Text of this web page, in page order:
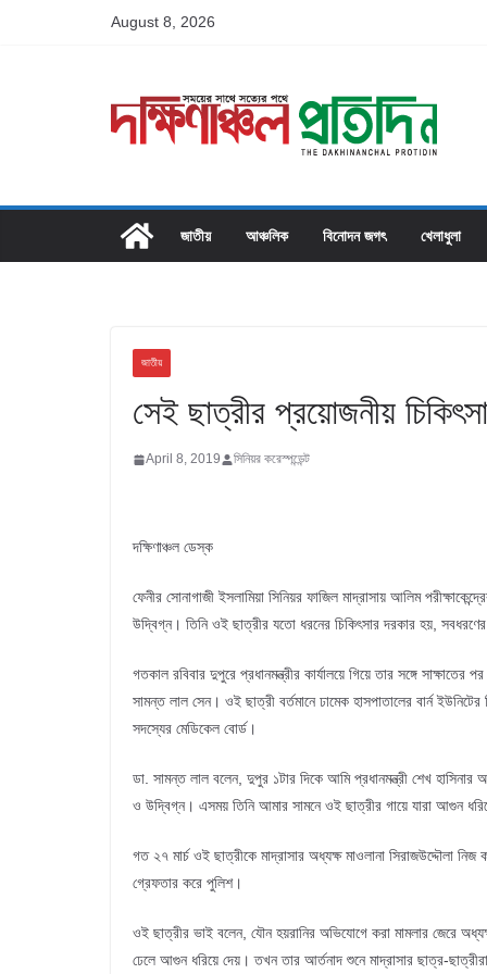
August 8, 2026
জাতীয় আঞ্চলিক বিনোদন জগৎ খেলাধুলা
জাতীয়
সেই ছাত্রীর প্রয়োজনীয়
April 8, 2019 সিনিয়র করেস্পন্ডেন্ট
দক্ষিণাঞ্চল ডেস্ক
ফেনীর সোনাগাজী ইসলামিয়া সিনিয়র ফাজিল মাদ্রাসায় আলিম
উদ্বিগ্ন। তিনি ওই ছাত্রীর যতো ধরনের চিকিৎসার দরকার হয়, সবধরণের
গতকাল রবিবার দুপুরে প্রধানমন্ত্রীর কার্যালয়ে গিয়ে তার সঙ্গে
সামন্ত লাল সেন। ওই ছাত্রী বর্তমানে ঢামেক হাসপাতালের বার্ন
সদস্যের মেডিকেল বোর্ড।
ডা. সামন্ত লাল বলেন, দুপুর ১টার দিকে আমি প্রধানমন্ত্রী শেখ
ও উদ্বিগ্ন। এসময় তিনি আমার সামনে ওই ছাত্রীর গায়ে যারা আগুন
গত ২৭ মার্চ ওই ছাত্রীকে মাদ্রাসার অধ্যক্ষ মাওলানা সিরাজউদ্দৌলা
গ্রেফতার করে পুলিশ।
ওই ছাত্রীর ভাই বলেন, যৌন হয়রানির অভিযোগে করা মামলার জেরে
ঢেলে আগুন ধরিয়ে দেয়। তখন তার আর্তনাদ শুনে মাদ্রাসার ছাত্র-